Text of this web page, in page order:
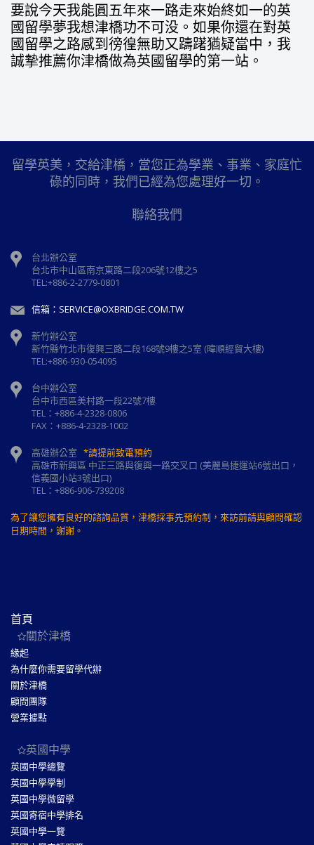
要說今天我能圓五年來一路走來始終如一的英
國留學夢我想津橋功不可没。如果你還在對英
國留學之路感到徬徨無助又躊躇猶疑當中，我
誠摯推薦你津橋做為英國留學的第一站。
留學英美，交給津橋，當您正為學業、事業、家庭忙
碌的同時，我們已經為您處理好一切。
聯絡我們
台北辦公室
台北市中山區南京東路二段206號12樓之5
TEL:+886-2-2779-0801
信箱：SERVICE@OXBRIDGE.COM.TW
新竹辦公室
新⽵縣⽵北市復興三路⼆段168號9樓之5室 (暐順經貿大樓)
TEL:+886-930-054095
台中辦公室
台中市西區美村路一段22號7樓
TEL：+886-4-2328-0806
FAX：+886-4-2328-1002
高雄辦公室 *請提前致電預約
高雄市新興區 中正三路與復興一路交叉口 (美麗島捷運站6號出口，
信義國小站3號出口)
TEL：+886-906-739208
為了讓您擁有良好的諮詢品質，津橋採事先預約制，來訪前請與顧問確認
日期時間，謝謝。
首頁
關於津橋
緣起
為什麼你需要留學代辦
關於津橋
顧問團隊
營業據點
英國中學
英國中學總覽
英國中學學制
英國中學微留學
英國寄宿中學排名
英國中學一覽